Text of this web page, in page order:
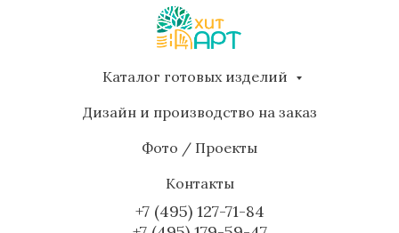
Каталог готовых изделий
Дизайн и производство на заказ
Фото / Проекты
Контакты
+7 (495) 127-71-84